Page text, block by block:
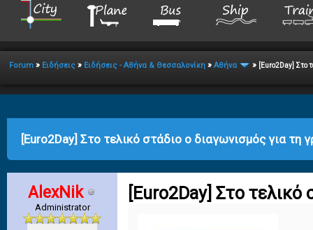
Forum » Ειδήσεις » Ειδήσεις - Αθήνα & Θεσσαλονίκη » Αθήνα » [Euro2Day] Στο
[Euro2Day] Στο τελικό στάδιο ο διαγωνισμός για τη
AlexNik
Administrator
[Euro2Day] Στο